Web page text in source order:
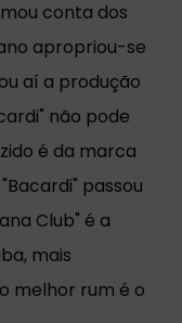
conta dos
apropriou-se
aí a produção
não pode
é da marca
passou
Club" é a
mais
melhor rum é o